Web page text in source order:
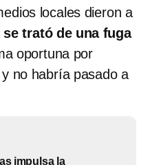
locales dieron a
se trató de una fuga
oportuna por
y no habría pasado a
impulsa la